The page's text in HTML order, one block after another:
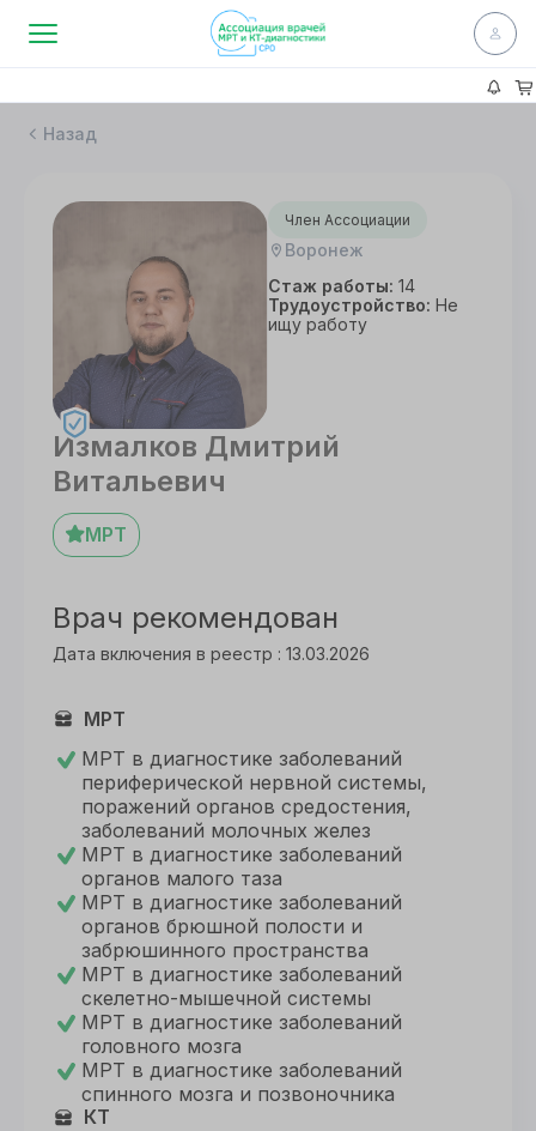
Назад
Член Ассоциации
Воронеж
Стаж работы: 14
Трудоустройство: Не
ищу работу
Измалков Дмитрий
Витальевич
МРТ
Врач рекомендован
Дата включения в реестр : 13.03.2026
МРТ
МРТ в диагностике заболеваний
периферической нервной системы,
поражений органов средостения,
заболеваний молочных желез
МРТ в диагностике заболеваний
органов малого таза
МРТ в диагностике заболеваний
органов брюшной полости и
забрюшинного пространства
МРТ в диагностике заболеваний
скелетно-мышечной системы
МРТ в диагностике заболеваний
головного мозга
МРТ в диагностике заболеваний
спинного мозга и позвоночника
КТ